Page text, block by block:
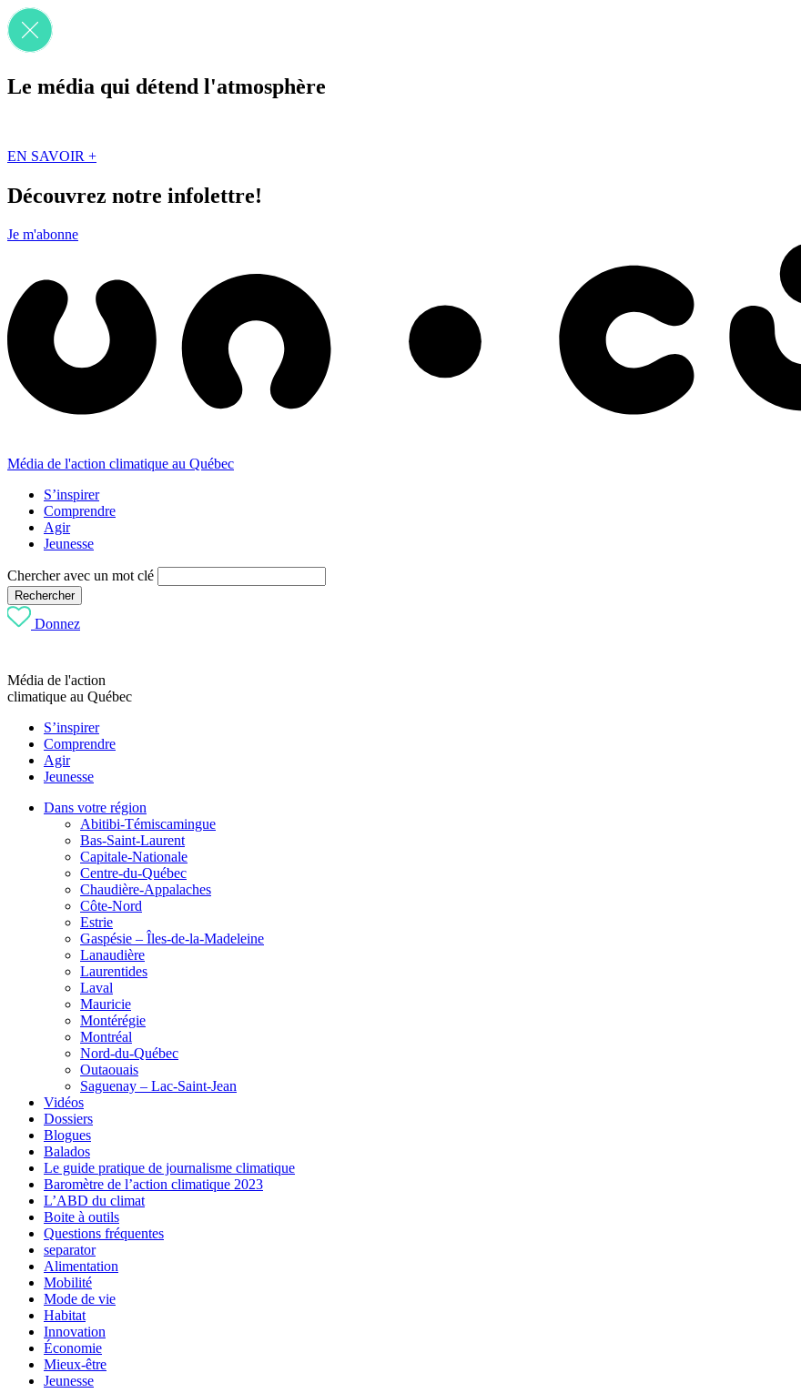
Le média qui détend l'atmosphère
EN SAVOIR +
Découvrez notre infolettre!
Je m'abonne
Média de l'action climatique au Québec
S’inspirer
Comprendre
Agir
Jeunesse
Chercher avec un mot clé
Rechercher
Donnez
Média de l'action
climatique au Québec
S’inspirer
Comprendre
Agir
Jeunesse
Dans votre région
Abitibi-Témiscamingue
Bas-Saint-Laurent
Capitale-Nationale
Centre-du-Québec
Chaudière-Appalaches
Côte-Nord
Estrie
Gaspésie – Îles-de-la-Madeleine
Lanaudière
Laurentides
Laval
Mauricie
Montérégie
Montréal
Nord-du-Québec
Outaouais
Saguenay – Lac-Saint-Jean
Vidéos
Dossiers
Blogues
Balados
Le guide pratique de journalisme climatique
Baromètre de l’action climatique 2023
L’ABD du climat
Boite à outils
Questions fréquentes
separator
Alimentation
Mobilité
Mode de vie
Habitat
Innovation
Économie
Mieux-être
Jeunesse